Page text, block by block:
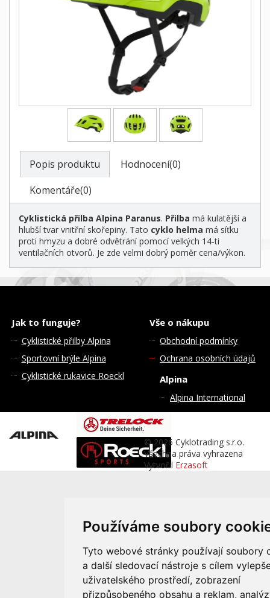
Používáme soubory
Tyto webové stránky používají soubory
a další sledovací nástroje s cílem
uživatelského prostředí, zobrazení
přizpůsobeného obsahu a reklam,
Popis produktu
Hodnocení(0)
Komentáře(0)
Cyklistická přilba Alpina Paranus. Přilba má kulatější a
hlubší tvar vnitřní skořepiny. Tato cyklo helma má síťku
proti hmyzu a dobré odvětrání pomocí velkých 14-ti
ventilačních otvorů. Je zde velmi dobrý poměr cena/výkon.
Jak to funguje?
Cyklistické přilby Alpina
Sportovní brýle Alpina
Cyklistické rukavice Roeckl
Vše o nákupu
Obchodní podmínky
Ochrana osobních údajů
Alpina
Alpina International
© 2026 Cyklotrading s.r.o.
Všechna práva vyhrazena
Vytvořil Erzasoft